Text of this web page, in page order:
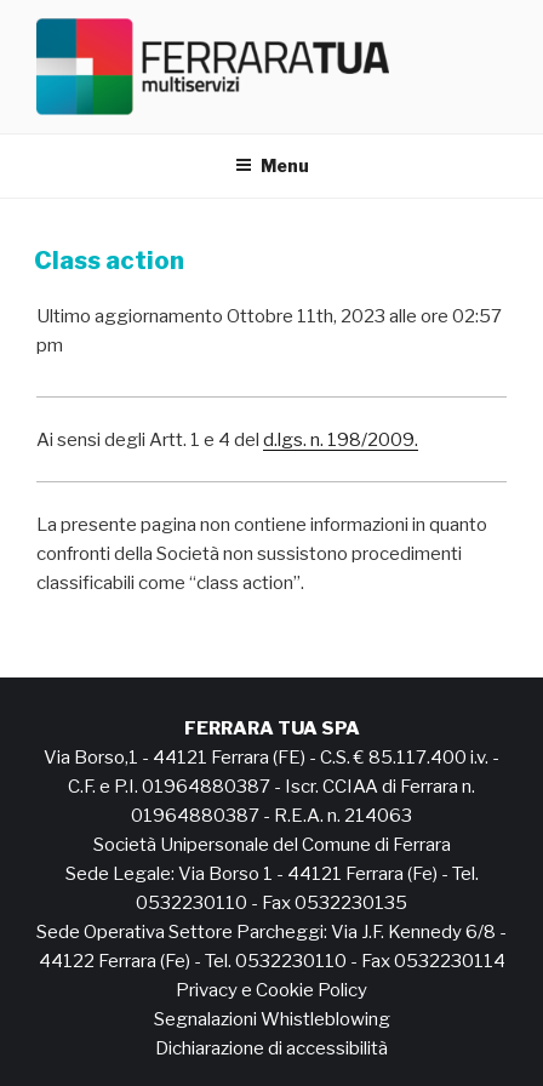
Salta
contenuto
Menu
Class action
Ultimo aggiornamento Ottobre 11th, 2023 alle ore 02:57
pm
Ai sensi degli Artt. 1 e 4 del d.lgs. n. 198/2009.
La presente pagina non contiene informazioni in quanto
confronti della Società non sussistono procedimenti
classificabili come “class action”.
FERRARA TUA SPA
Via Borso,1 - 44121 Ferrara (FE) - C.S. € 85.117.400 i.v. -
C.F. e P.I. 01964880387 - Iscr. CCIAA di Ferrara n.
01964880387 - R.E.A. n. 214063
Società Unipersonale del Comune di Ferrara
Sede Legale: Via Borso 1 - 44121 Ferrara (Fe) - Tel.
0532230110 - Fax 0532230135
Sede Operativa Settore Parcheggi: Via J.F. Kennedy 6/8 -
44122 Ferrara (Fe) - Tel. 0532230110 - Fax 0532230114
Privacy e Cookie Policy
Segnalazioni Whistleblowing
Dichiarazione di accessibilità